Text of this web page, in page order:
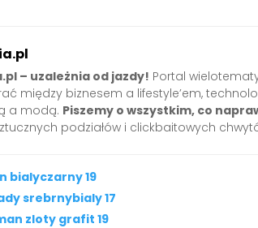
– uzależnia od jazdy! Portal
między biznesem a lifestyle’em,
a modą. Piszemy o wszystkim, co
podziałów i clickbaitowych
bialyczarny 19
srebrnybialy 17
zloty grafit 19